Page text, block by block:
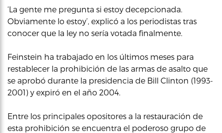
‘La gente me pregunta si estoy decepcionada.
Obviamente lo estoy’, explicó a los periodistas tras
conocer que la ley no sería votada finalmente.
Feinstein ha trabajado en los últimos meses para
restablecer la prohibición de las armas de asalto que
se aprobó durante la presidencia de Bill Clinton (1993-
2001) y expiró en el año 2004.
Entre los principales opositores a la restauración de
esta prohibición se encuentra el poderoso grupo de